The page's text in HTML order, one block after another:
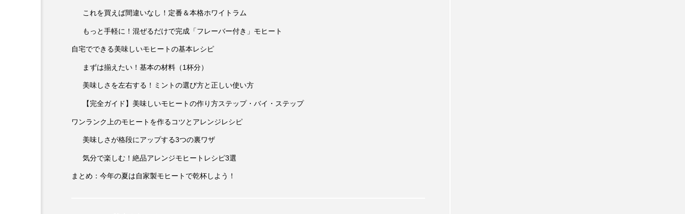
これを買えば間違いなし！定番＆本格ホワイトラム
もっと手軽に！混ぜるだけで完成「フレーバー付き」モヒート
自宅でできる美味しいモヒートの基本レシピ
まずは揃えたい！基本の材料（1杯分）
美味しさを左右する！ミントの選び方と正しい使い方
【完全ガイド】美味しいモヒートの作り方ステップ・バイ・ステップ
ワンランク上のモヒートを作るコツとアレンジレシピ
美味しさが格段にアップする3つの裏ワザ
気分で楽しむ！絶品アレンジモヒートレシピ3選
まとめ：今年の夏は自家製モヒートで乾杯しよう！